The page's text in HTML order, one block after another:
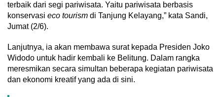
terbaik dari segi pariwisata. Yaitu pariwisata berbasis
konservasi eco tourism di Tanjung Kelayang,” kata Sandi,
Jumat (2/6).
Lanjutnya, ia akan membawa surat kepada Presiden Joko
Widodo untuk hadir kembali ke Belitung. Dalam rangka
meresmikan secara simultan beberapa kegiatan pariwisata
dan ekonomi kreatif yang ada di sini.